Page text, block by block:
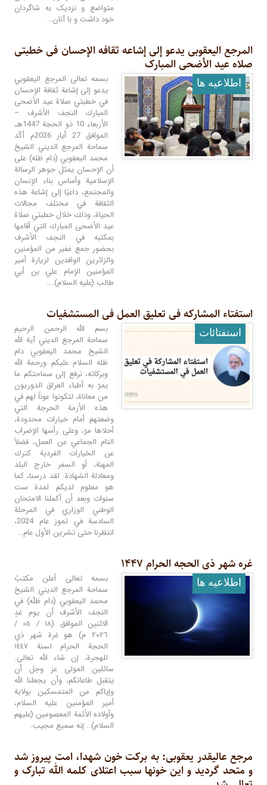
متواضع و نزدیک به شاگردان
خود داشت و با آنان…
المرجع الیعقوبی یدعو إلى إشاعه ثقافه الإحسان فی خطبتی
صلاه عید الأضحى المبارک
اطلاعيه ها
بسمه تعالى المرجع اليعقوبي
يدعو إلى إشاعة ثقافة الإحسان
في خطبتي صلاة عيد الأضحى
المبارك النجف الأشرف –
الأربعاء 10 ذو الحجة 1447هـ
الموافق 27 أيار 2026م أكّد
سماحة المرجع الديني الشيخ
محمد اليعقوبي (دام ظله) على
أن الإحسان يمثل جوهر الرسالة
الإسلامية وأساس بناء الإنسان
والمجتمع، داعيًا إلى إشاعة هذه
الثقافة في مختلف مجالات
الحياة، وذلك خلال خطبتي صلاة
عيد الأضحى المبارك التي أقامها
بمكتبه في النجف الأشرف
بحضور جمع غفير من المؤمنين
والزائرين الوافدين لزيارة أمير
المؤمنين الإمام علي بن أبي
طالب (عليه السلام).…
استفتاء المشارکه فی تعلیق العمل فی المستشفیات
استفتائات
بسم الله الرحمن الرحيم
سماحة المرجع الديني آية الله
الشيخ محمد اليعقوبي دام
ظله السلام عليكم ورحمة الله
وبركاته، نرفع إلى سماحتكم ما
يمرّ به أطباء العراق الدوريون
من معاناة، لتكونوا عوناً لهم في
هذه الأزمة الحرجة التي
وضعتهم أمام خيارات محدودة،
أحلاها مرّ، وعلى رأسها الإضراب
التام الجماعي عن العمل، فضلاً
عن الخيارات الفردية كترك
المهنة، أو السفر خارج البلد
ومعادلة الشهادة. لقد درسنا، كما
هو معلوم لديكم لمدة ست
سنوات وبعد أن أكملنا الامتحان
الوطني الوزاري في المرحلة
السادسة في تموز عام 2024،
انتظرنا حتى تشرين الأول عام…
غره شهر ذی الحجه الحرام ۱۴۴۷
اطلاعيه ها
بسمه تعالى أعلن مكتبُ
سماحة المرجع الديني الشيخ
محمد اليعقوبي (دام ظلّه) في
النجف الأشرف أن يوم غدٍ
الاثنين الموافق (١٨ / ٠٥ /
٢٠٢٦ م) هو غرة شهر ذي
الحجة الحرام لسنة ١٤٤٧
للهجرة، إن شاء الله تعالى.
سائلين المولى عز وجل أن
يتقبل طاعاتكم، وأن يجعلنا الله
وإياكم من المتمسكين بولاية
أمير المؤمنين عليه السلام،
وأولاده الأئمة المعصومين (عليهم
السلام).. إنه سميع مجيب.
مرجع عالیقدر یعقوبی: به برکت خون شهدا، امت پیروز شد
و متحد گردید و این خونها سبب اعتلای کلمه الله تبارک و